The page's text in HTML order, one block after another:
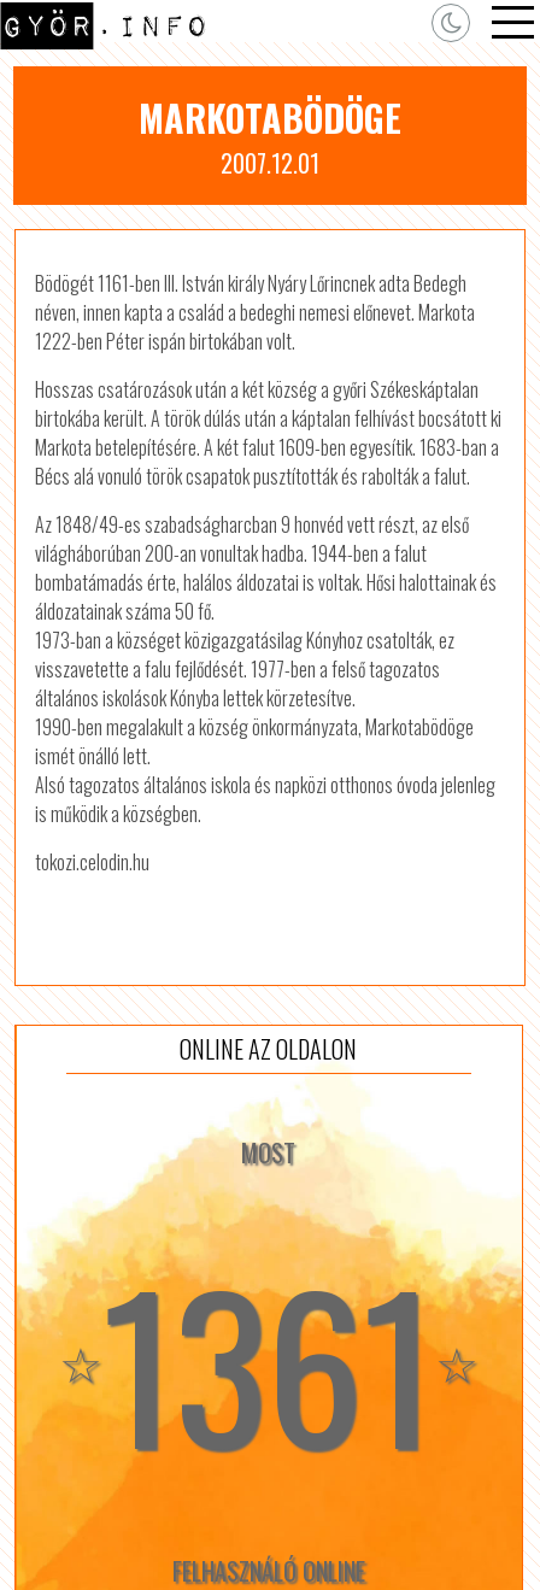
MARKOTABÖDÖGE
2007.12.01
Bödögét 1161-ben III. István király Nyáry Lőrincnek adta Bedegh
néven, innen kapta a család a bedeghi nemesi előnevet. Markota
1222-ben Péter ispán birtokában volt.
Hosszas csatározások után a két község a győri Székeskáptalan
birtokába került. A török dúlás után a káptalan felhívást bocsátott ki
Markota betelepítésére. A két falut 1609-ben egyesítik. 1683-ban a
Bécs alá vonuló török csapatok pusztították és rabolták a falut.
Az 1848/49-es szabadságharcban 9 honvéd vett részt, az első
világháborúban 200-an vonultak hadba. 1944-ben a falut
bombatámadás érte, halálos áldozatai is voltak. Hősi halottainak és
áldozatainak száma 50 fő.
1973-ban a községet közigazgatásilag Kónyhoz csatolták, ez
visszavetette a falu fejlődését. 1977-ben a felső tagozatos
általános iskolások Kónyba lettek körzetesítve.
1990-ben megalakult a község önkormányzata, Markotabödöge
ismét önálló lett.
Alsó tagozatos általános iskola és napközi otthonos óvoda jelenleg
is működik a községben.
tokozi.celodin.hu
ONLINE AZ OLDALON
MOST
☆1361☆
FELHASZNÁLÓ ONLINE